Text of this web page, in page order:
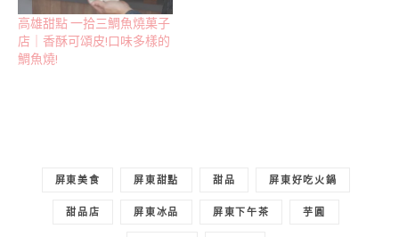
高雄甜點 一拾三鯛魚燒菓子
店｜香酥可頌皮!口味多樣的
鯛魚燒!
屏東美食 屏東甜點 甜品 屏東好吃火鍋
甜品店 屏東冰品 屏東下午茶 芋圓